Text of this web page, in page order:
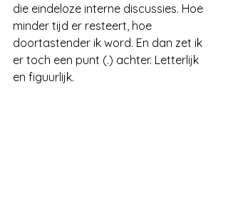
die eindeloze interne discussies. Hoe
minder tijd er resteert, hoe
doortastender ik word. En dan zet ik
er toch een punt (.) achter. Letterlijk
en figuurlijk.